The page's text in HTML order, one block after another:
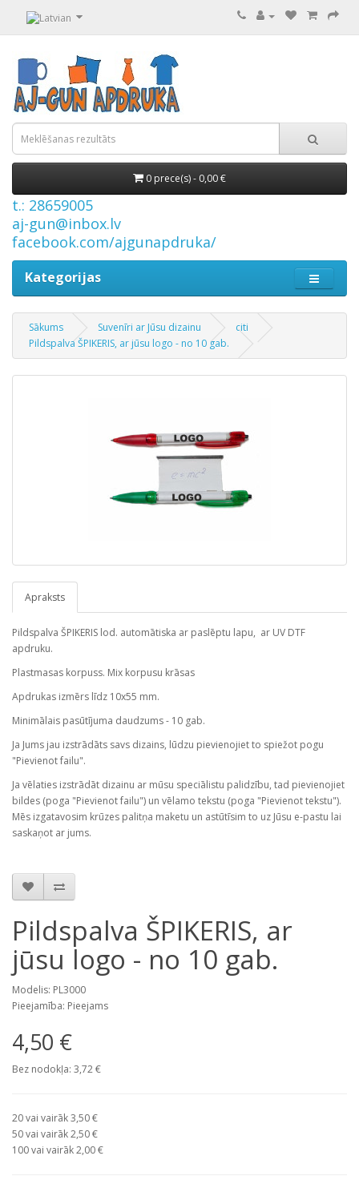
0 prece(s) - 0,00 €
t.: 28659005
aj-gun@inbox.lv
facebook.com/ajgunapdruka/
Kategorijas
Sākums Suvenīri ar Jūsu dizainu
citi
Pildspalva ŠPIKERIS, ar jūsu logo - no 10 gab.
Apraksts
Pildspalva ŠPIKERIS lod. automātiska ar paslēptu lapu, ar UV DTF
apdruku.
Plastmasas korpuss. Mix korpusu krāsas
Apdrukas izmērs līdz 10x55 mm.
Minimālais pasūtījuma daudzums - 10 gab.
Ja Jums jau izstrādāts savs dizains, lūdzu pievienojiet to spiežot pogu
"Pievienot failu".
Ja vēlaties izstrādāt dizainu ar mūsu speciālistu palidzību, tad pievienojiet
bildes (poga "Pievienot failu") un vēlamo tekstu (poga "Pievienot tekstu").
Mēs izgatavosim krūzes palitņa maketu un astūtīsim to uz Jūsu e-pastu lai
saskaņot ar jums.
Pildspalva ŠPIKERIS, ar
jūsu logo - no 10 gab.
Modelis: PL3000
Pieejamība: Pieejams
4,50 €
Bez nodokļa: 3,72 €
20 vai vairāk 3,50 €
50 vai vairāk 2,50 €
100 vai vairāk 2,00 €